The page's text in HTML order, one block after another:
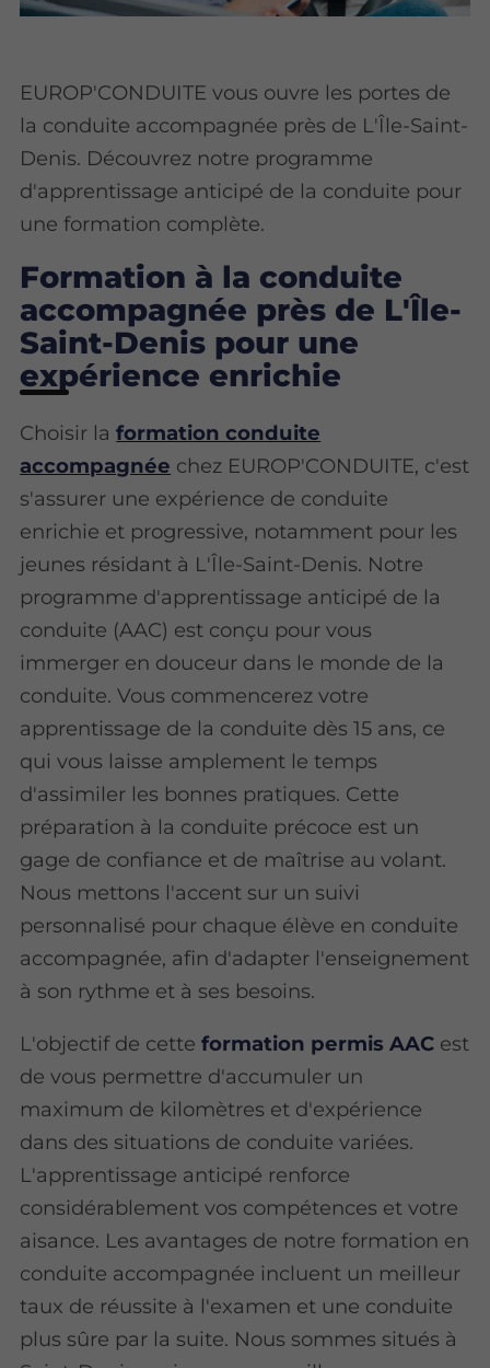
EUROP'CONDUITE vous ouvre les portes de
la conduite accompagnée près de L'Île-Saint-
Denis. Découvrez notre programme
d'apprentissage anticipé de la conduite pour
une formation complète.
Formation à la conduite
accompagnée près de L'Île-
Saint-Denis pour une
expérience enrichie
Choisir laformation conduite
accompagnée chez EUROP'CONDUITE, c'est
s'assurer une expérience de conduite
enrichie et progressive, notamment pour les
jeunes résidant à L'Île-Saint-Denis. Notre
programme d'apprentissage anticipé de la
conduite (AAC) est conçu pour vous
immerger en douceur dans le monde de la
conduite. Vous commencerez votre
apprentissage de la conduite dès 15 ans, ce
qui vous laisse amplement le temps
d'assimiler les bonnes pratiques. Cette
préparation à la conduite précoce est un
gage de confiance et de maîtrise au volant.
Nous mettons l'accent sur un suivi
personnalisé pour chaque élève en conduite
accompagnée, afin d'adapter l'enseignement
à son rythme et à ses besoins.
L'objectif de cetteformation permis AAC est
de vous permettre d'accumuler un
maximum de kilomètres et d'expérience
dans des situations de conduite variées.
L'apprentissage anticipé renforce
considérablement vos compétences et votre
aisance. Les avantages de notre formation en
conduite accompagnée incluent un meilleur
taux de réussite à l'examen et une conduite
plus sûre par la suite. Nous sommes situés à